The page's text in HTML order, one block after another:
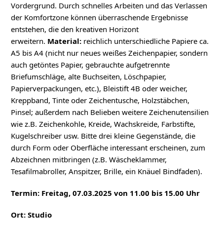
Vordergrund. Durch schnelles Arbeiten und das Verlassen
der Komfortzone können überraschende Ergebnisse
entstehen, die den kreativen Horizont
erweitern. Material: reichlich unterschiedliche Papiere ca.
A5 bis A4 (nicht nur neues weißes Zeichenpapier, sondern
auch getöntes Papier, gebrauchte aufgetrennte
Briefumschläge, alte Buchseiten, Löschpapier,
Papierverpackungen, etc.), Bleistift 4B oder weicher,
Kreppband, Tinte oder Zeichentusche, Holzstäbchen,
Pinsel; außerdem nach Belieben weitere Zeichenutensilien
wie z.B. Zeichenkohle, Kreide, Wachskreide, Farbstifte,
Kugelschreiber usw. Bitte drei kleine Gegenstände, die
durch Form oder Oberfläche interessant erscheinen, zum
Abzeichnen mitbringen (z.B. Wäscheklammer,
Tesafilmabroller, Anspitzer, Brille, ein Knäuel Bindfaden).
Termin: Freitag, 07.03.2025 von 11.00 bis 15.00 Uhr
Ort: Studio